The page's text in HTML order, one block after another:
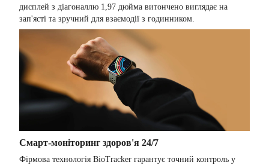
дисплей з діагоналлю 1,97 дюйма витончено виглядає на
зап'ясті та зручний для взаємодії з годинником.
Смарт-моніторинг здоров'я 24/7
Фірмова технологія BioTracker гарантує точний контроль у